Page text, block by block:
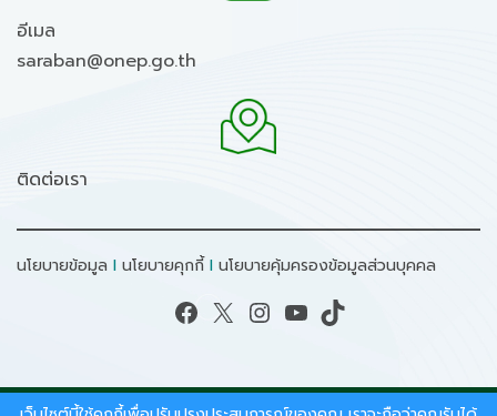
อีเมล
saraban@onep.go.th
ติดต่อเรา
นโยบายข้อมูล I นโยบายคุกกี้ I นโยบายคุ้มครองข้อมูลส่วนบุคคล
Facebook X Instagram YouTube TikTok